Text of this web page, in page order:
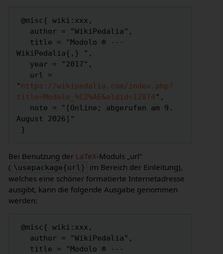
@misc{ wiki:xxx,
WikiPedalia{,} ",
"https://wikipedalia.com/index.php?
title=Modolo_%C2%AE&oldid=12874",
August 2026]"
Bei Benutzung der LaTeX-Moduls „url“
( \usepackage{url}
im Bereich der Einleitung),
welches eine schöner formatierte Internetadresse
ausgibt, kann die folgende Ausgabe genommen
werden:
@misc{ wiki:xxx,